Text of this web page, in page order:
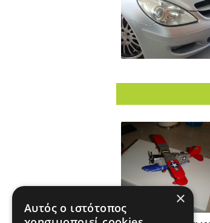
×
Αυτός ο ιστότοπος